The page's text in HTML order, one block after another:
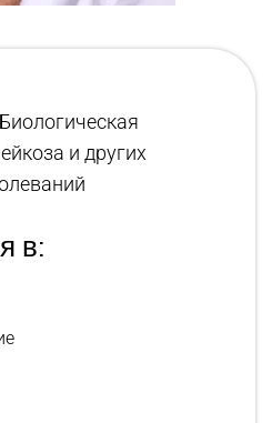
и других
в: